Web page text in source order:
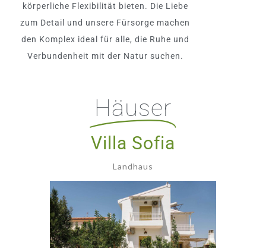
körperliche Flexibilität bieten. Die Liebe
zum Detail und unsere Fürsorge machen
den Komplex ideal für alle, die Ruhe und
Verbundenheit mit der Natur suchen.
Häuser
Villa Sofia
Landhaus